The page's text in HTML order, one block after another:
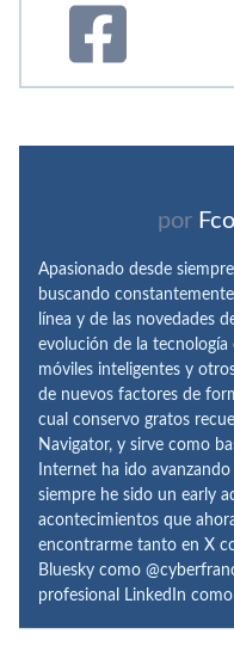
por
Apasionado desde
buscando
línea y de las novedades
evolución de la
móviles inteligentes y
de nuevos factores de
cual conservo gratos
Navigator, y sirve como
Internet ha ido
siempre he sido un early
acontecimientos que
encontrarme tanto en X
Bluesky como
profesional LinkedIn